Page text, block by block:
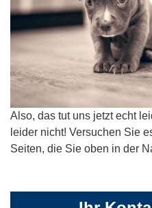
Also, das tut uns jetzt echt
leider nicht! Versuchen Sie
Seiten, die Sie oben in der